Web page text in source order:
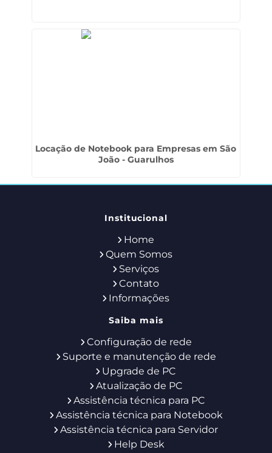
Locação de Notebook para Empresas em São
João - Guarulhos
Institucional
Home
Quem Somos
Serviços
Contato
Informações
Saiba mais
Configuração de rede
Suporte e manutenção de rede
Upgrade de PC
Atualização de PC
Assistência técnica para PC
Assistência técnica para Notebook
Assistência técnica para Servidor
Help Desk